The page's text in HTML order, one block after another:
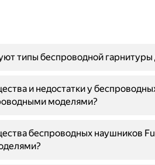
типы беспроводной гарнитуры
и недостатки у
моделями?
беспроводных наушников